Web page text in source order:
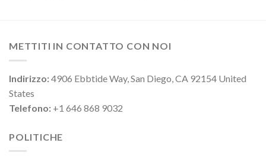
METTITI IN CONTATTO CON NOI
Indirizzo:4906 Ebbtide Way, San Diego, CA 92154 United
States
Telefono: +1 646 868 9032
POLITICHE